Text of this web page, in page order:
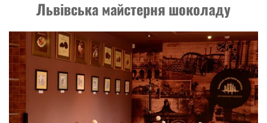
Львівська майстерня шоколаду